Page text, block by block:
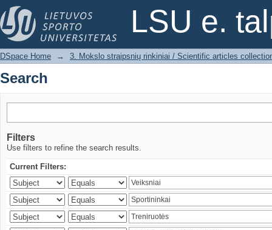
LSU e.
Search
DSpace Home → 3. Mokslo straipsnių rinkiniai / Scientific articles
Search
Filters
Use filters to refine the search results.
Current Filters: